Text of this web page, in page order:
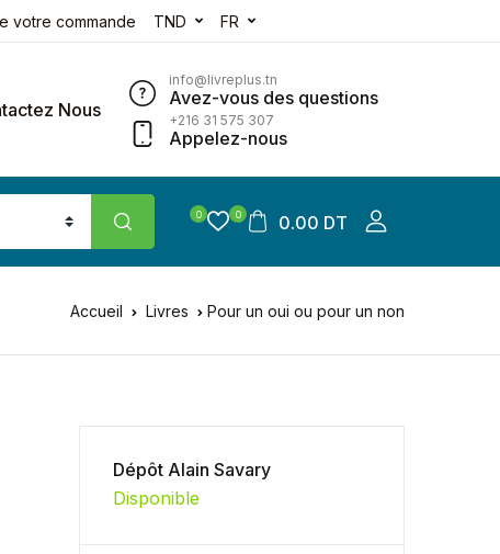
votre commande TND FR
Nous
info@livreplus.tn
Avez-vous des questions
+216 31 575 307
Appelez-nous
0 0 0.00 DT
Accueil Livres Pour un oui ou pour un non
Dépôt Alain Savary
Disponible